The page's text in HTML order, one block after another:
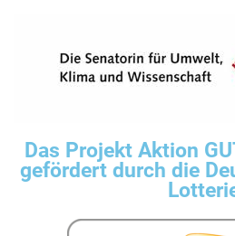
Das Projekt Aktion
gefördert durch die